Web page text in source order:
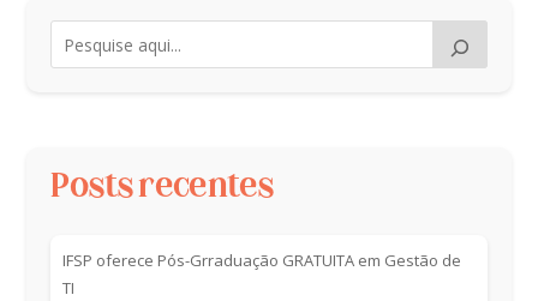
Posts recentes
IFSP oferece Pós-Grraduação GRATUITA em Gestão de
TI